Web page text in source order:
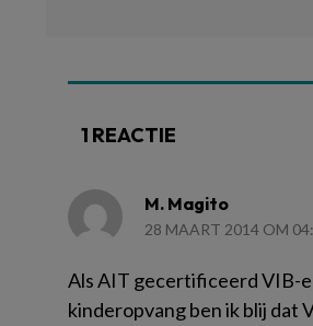
1 REACTIE
M. Magito
28 MAART 2014 OM
Als AIT gecertificeerd VIB-
kinderopvang ben ik blij dat